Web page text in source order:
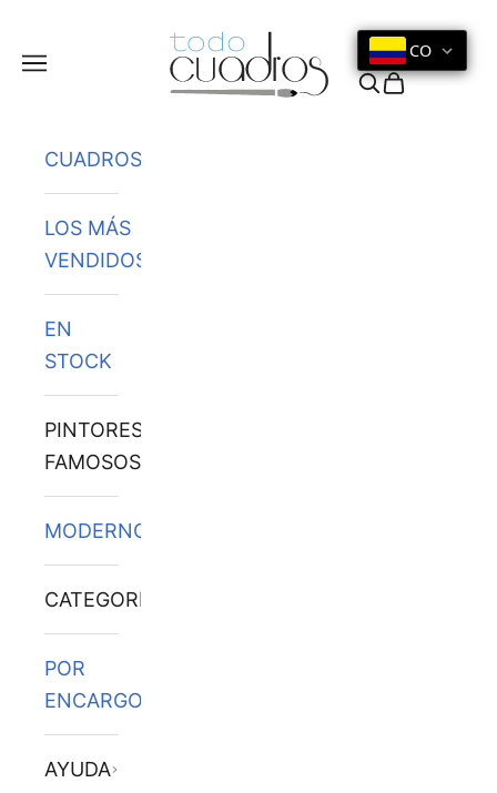
Menú
CO
Buscar
Cesta
CUADROS
LOS MÁS
VENDIDOS
EN
STOCK
PINTORES
FAMOSOS
MODERNOS
CATEGORÍAS
POR
ENCARGO
AYUDA